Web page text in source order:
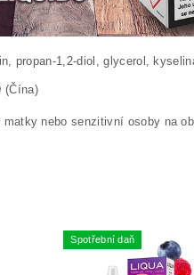
propan-1,2-diol, glycerol,
(Čína)
nebo senzitivní osoby na
Spotřební daň